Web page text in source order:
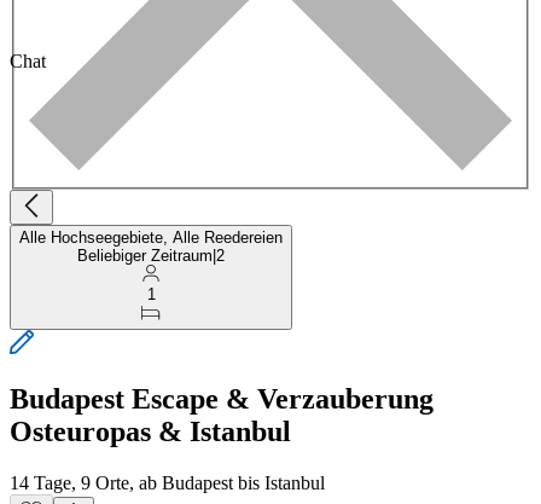
Chat
Alle Hochseegebiete, Alle Reedereien
Beliebiger Zeitraum 2
1
Budapest Escape & Verzauberung
Osteuropas & Istanbul
14 Tage, 9 Orte, ab Budapest bis Istanbul